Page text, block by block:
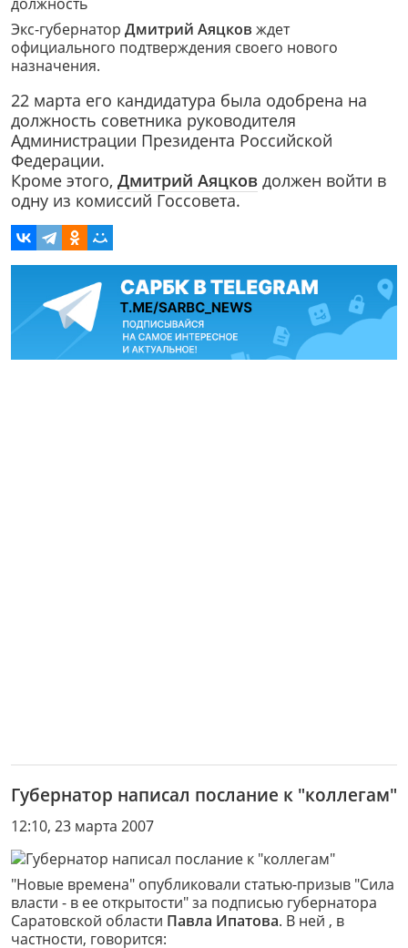
Экс-губернатор Дмитрий Аяцков ждет
официального подтверждения своего нового
назначения.
22 марта его кандидатура была одобрена на
должность советника руководителя
Администрации Президента Российской
Федерации.
Кроме этого, Дмитрий Аяцков должен войти в
одну из комиссий Госсовета.
Губернатор написал послание к "коллегам"
12:10, 23 марта 2007
"Новые времена" опубликовали статью-призыв "Сила
власти - в ее открытости" за подписью губернатора
Саратовской области Павла Ипатова. В ней , в
частности, говорится: